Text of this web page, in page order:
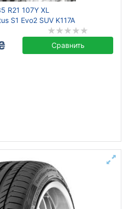
R21 107Y XL
S1 Evo2 SUV K117A
Сравнить